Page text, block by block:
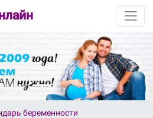
беременности